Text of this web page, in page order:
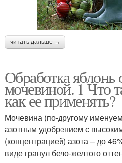
читать дальше →
Обработка яблонь
мочевиной. 1 Что
как ее применять?
Мочевина (по-другому
азотным удобрением с
(концентрацией) азота – до
виде гранул бело-желтого